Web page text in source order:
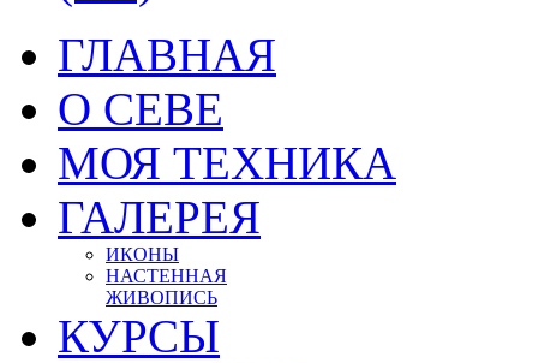
ГЛАВНАЯ
О СЕВЕ
МОЯ ТЕХНИКА
ГАЛЕРЕЯ
ИКОНЫ
НАСТЕННАЯ
ЖИВОПИСЬ
КУРСЫ